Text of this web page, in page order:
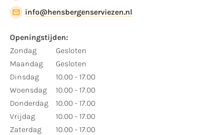
info@hensbergenserviezen.nl
Openingstijden:
Zondag
Maandag
Dinsdag
Woensdag
Donderdag
Vrijdag
Zaterdag
Gesloten
Gesloten
10.00 - 17.00
10.00 - 17.00
10.00 - 17.00
10.00 - 17.00
10.00 - 17.00